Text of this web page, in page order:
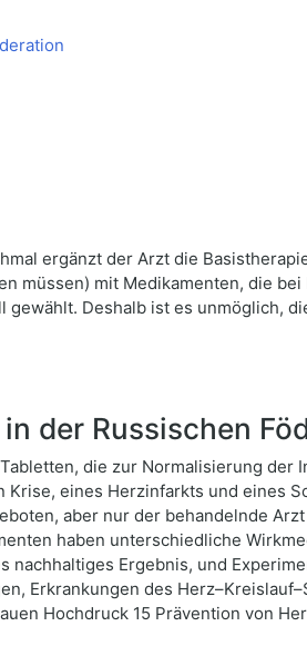
ergänzt der Arzt die
müssen) mit Medikamenten, die
Deshalb ist es unmöglich,
der Russischen
die zur Normalisierung der
eines Herzinfarkts und eines
aber nur der behandelnde
haben unterschiedliche
Ergebnis, und
Erkrankungen des
Hochdruck 15 Prävention von